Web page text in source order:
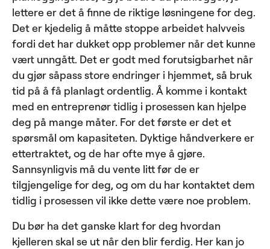
lettere er det å finne de riktige løsningene for deg.
Det er kjedelig å måtte stoppe arbeidet halvveis
fordi det har dukket opp problemer når det kunne
vært unngått. Det er godt med forutsigbarhet når
du gjør såpass store endringer i hjemmet, så bruk
tid på å få planlagt ordentlig. Å komme i kontakt
med en entreprenør tidlig i prosessen kan hjelpe
deg på mange måter. For det første er det et
spørsmål om kapasiteten. Dyktige håndverkere er
ettertraktet, og de har ofte mye å gjøre.
Sannsynligvis må du vente litt før de er
tilgjengelige for deg, og om du har kontaktet dem
tidlig i prosessen vil ikke dette være noe problem.
Du bør ha det ganske klart for deg hvordan
kjelleren skal se ut når den blir ferdig. Her kan jo